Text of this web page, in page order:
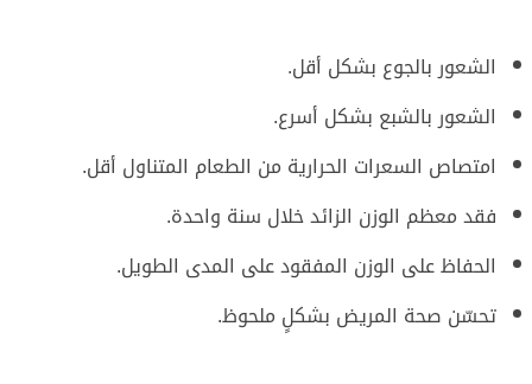
الشعور بالجوع بشكل أقل.
الشعور بالشبع بشكل أسرع.
امتصاص السعرات الحرارية من الطعام المتناول أقل.
فقد معظم الوزن الزائد خلال سنة واحدة.
الحفاظ على الوزن المفقود على المدى الطويل.
تحسّن صحة المريض بشكلٍ ملحوظ.